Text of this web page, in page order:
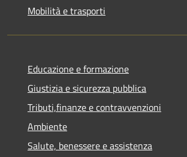
Mobilità e trasporti
Educazione e formazione
Giustizia e sicurezza pubblica
Tributi,finanze e contravvenzioni
Ambiente
Salute, benessere e assistenza